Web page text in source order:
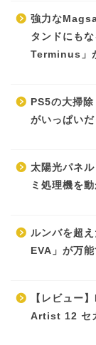
強力な
タンドにも
Terminus」
PS5の大掃
がいっぱいだ
太陽光パネ
ミ処理機を
ルンバを超
EVA」が万
【レビュー
Artist 12 セ